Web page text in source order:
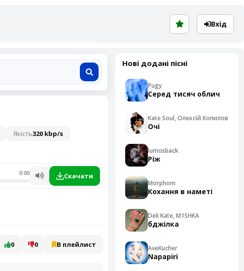
Вхід
Якість320 kbp/s
0:00 Скачати
0 0 В плейлист
Нові додані пісні
Pugy
Серед тисяч облич
Kate Soul, Олексій Копилов
Очі
lumosback
Ріж
Morphom
Кохання в наметі
Deli Kate, M1SHKA
бджілка
AveKucher
Napapiri